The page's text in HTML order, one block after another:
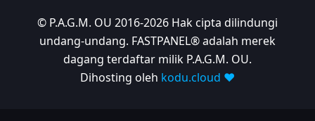
© P.A.G.M. OU 2016-2026 Hak cipta dilindungi
undang-undang. FASTPANEL® adalah merek
dagang terdaftar milik P.A.G.M. OU.
Dihosting oleh kodu.cloud ❤️